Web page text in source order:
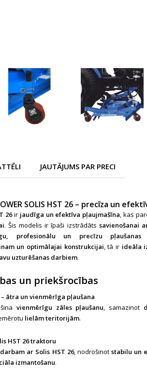
JAUTĀJUMS PAR PRECI
SOLIS HST 26 – precīza un
26ir jaudīga un efektīva pļaujmašīna, kas
. Šis modelis ir īpaši izstrādāts savienošanai
profesionālu un precīzu pļaušanas
un optimālajai konstrukcijai, tā ir ideāla
uzturēšanas darbiem.
un priekšrocības
ātra un vienmērīga pļaušana
vienmērīgu zāles pļaušanu, samazinot
lielām teritorijām.
HST 26 traktoru
ar Solis HST 26, nodrošinot stabilu un
izmantošanu.